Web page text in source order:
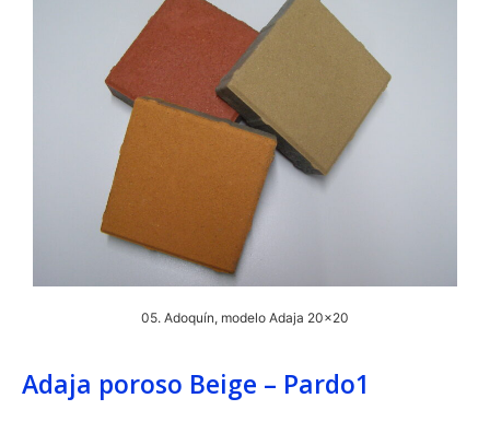
05. Adoquín, modelo Adaja 20x20
Adaja poroso Beige – Pardo1